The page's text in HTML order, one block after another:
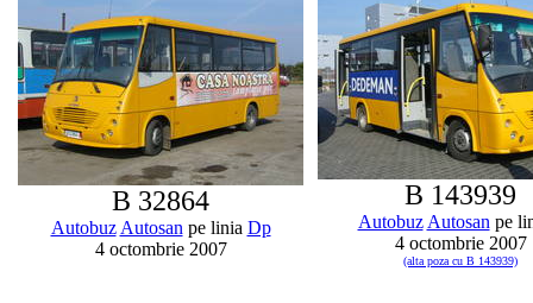
B 32864
Autobuz Autosan pe linia Dp
4 octombrie 2007
B 143939
Autobuz Autosan pe
4 octombrie 2007
(alta poza cu B 143939)